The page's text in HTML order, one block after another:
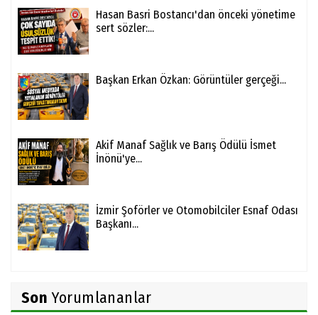
Hasan Basri Bostancı'dan önceki yönetime
sert sözler:...
Başkan Erkan Özkan: Görüntüler gerçeği...
Akif Manaf Sağlık ve Barış Ödülü İsmet
İnönü'ye...
İzmir Şoförler ve Otomobilciler Esnaf Odası
Başkanı...
Son Yorumlananlar